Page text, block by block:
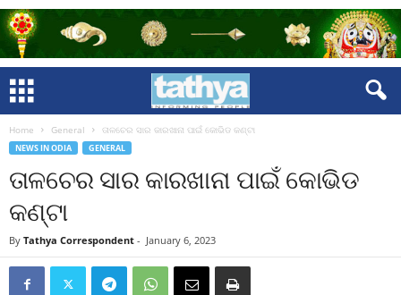
Home General ତାଳଚେର ସାର କାରଖାନା ପାଇଁ କୋଭିଡ କଣ୍ଟା
NEWS IN ODIA GENERAL
ତାଳଚେର ସାର କାରଖାନା ପାଇଁ କୋଭିଡ
କଣ୍ଟା
By Tathya Correspondent - January 6, 2023